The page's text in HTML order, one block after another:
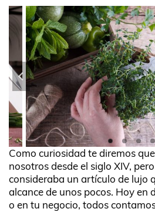
Como curiosidad te diremos
nosotros desde el siglo XIV,
consideraba un artículo de lujo
alcance de unos pocos. Hoy en
o en tu negocio, todos